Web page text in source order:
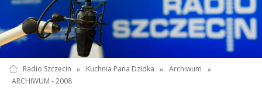
Radio Szczecin » Kuchnia Pana Dzidka » Archiwum
»
ARCHIWUM - 2008